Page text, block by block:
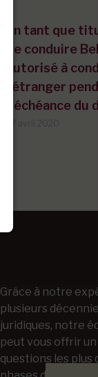
En tant que
de conduire
autorisé à
l'étranger
déchéance
27 avril 2020
Grâce à notre
plusieurs
juridiques, notre
peut vous offrir
questions les plus